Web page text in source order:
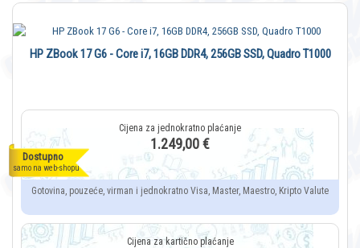
Dostupno
samo na web-shopu
HP ZBook 17 G6 - Core i7, 16GB DDR4, 256GB SSD, Quadro T1000
1.249,00 €
Gotovina, pouzeće, virman i jednokratno Visa, Master, Maestro, Kripto Valute